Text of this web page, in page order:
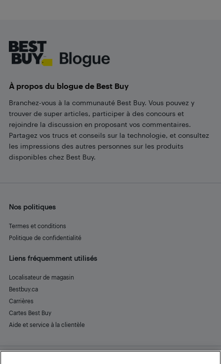
À propos du blogue de Best Buy
Branchez-vous à la communauté Best Buy. Vous pouvez y
trouver de super articles, participer à des concours et
rejoindre la discussion en proposant vos commentaires.
Partagez vos trucs et conseils sur la technologie, et consultez
les impressions des autres personnes sur les produits
disponibles chez Best Buy.
Nos politiques
Termes et conditions
Politique de confidentialité
Liens fréquemment utilisés
Localisateur de magasin
Bestbuy.ca
Carrières
Cartes Best Buy
Aide et service à la clientèle